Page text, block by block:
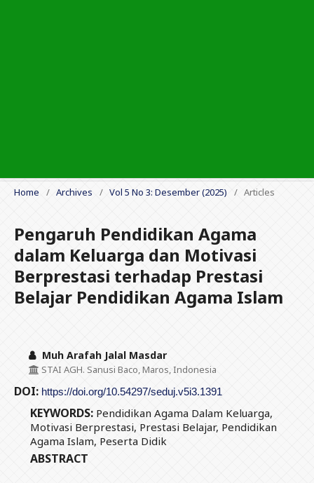
Home / Archives / Vol 5 No 3: Desember (2025) / Articles
Pengaruh Pendidikan Agama
dalam Keluarga dan Motivasi
Berprestasi terhadap Prestasi
Belajar Pendidikan Agama Islam
Muh Arafah Jalal Masdar
STAI AGH. Sanusi Baco, Maros, Indonesia
DOI: https://doi.org/10.54297/seduj.v5i3.1391
KEYWORDS: Pendidikan Agama Dalam Keluarga,
Motivasi Berprestasi, Prestasi Belajar, Pendidikan
Agama Islam, Peserta Didik
ABSTRACT